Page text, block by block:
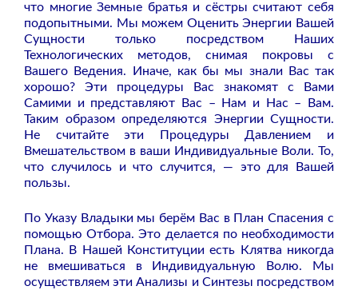
что многие Земные братья и сёстры считают себя
подопытными. Мы можем Оценить Энергии Вашей
Сущности только посредством Наших
Технологических методов, снимая покровы с
Вашего Ведения. Иначе, как бы мы знали Вас так
хорошо? Эти процедуры Вас знакомят с Вами
Самими и представляют Вас – Нам и Нас – Вам.
Таким образом определяются Энергии Сущности.
Не считайте эти Процедуры Давлением и
Вмешательством в ваши Индивидуальные Воли. То,
что случилось и что случится, — это для Вашей
пользы.
По Указу Владыки мы берём Вас в План Спасения с
помощью Отбора. Это делается по необходимости
Плана. В Нашей Конституции есть Клятва никогда
не вмешиваться в Индивидуальную Волю. Мы
осуществляем эти Анализы и Синтезы посредством